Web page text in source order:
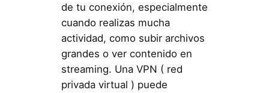
de tu conexión, especialmente
cuando realizas mucha
actividad, como subir archivos
grandes o ver contenido en
streaming. Una VPN ( red
privada virtual ) puede